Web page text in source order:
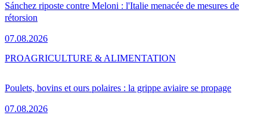
Sánchez riposte contre Meloni : l'Italie menacée de mesures de
rétorsion
07.08.2026
Poulets, bovins et ours polaires : la grippe aviaire se propage
07.08.2026
PROAGRICULTURE & ALIMENTATION